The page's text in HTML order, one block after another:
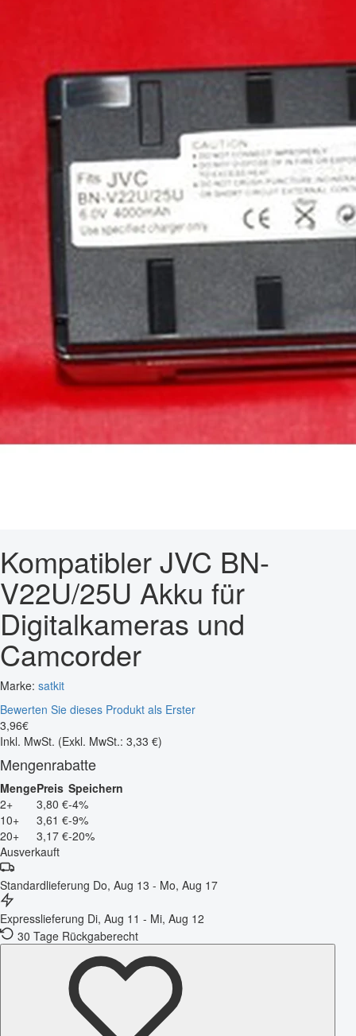
Kompatibler JVC BN-
V22U/25U Akku für
Digitalkameras und
Camcorder
Marke: satkit
Bewerten Sie dieses Produkt als Erster
3,96€
Inkl. MwSt. (Exkl. MwSt.: 3,33 €)
Mengenrabatte
MengePreis Speichern
2+
3,80 €-4%
10+
3,61 €-9%
20+
3,17 €-20%
Ausverkauft
Standardlieferung Do, Aug 13 - Mo, Aug 17
Expresslieferung Di, Aug 11 - Mi, Aug 12
30 Tage Rückgaberecht